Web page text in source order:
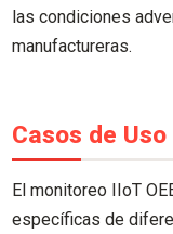
las condiciones
manufactureras.
Casos de
El monitoreo IIoT
específicas de